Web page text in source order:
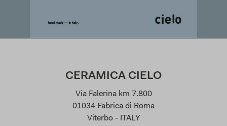
CERAMICA CIELO
Via Falerina km 7.800
01034 Fabrica di Roma
Viterbo - ITALY